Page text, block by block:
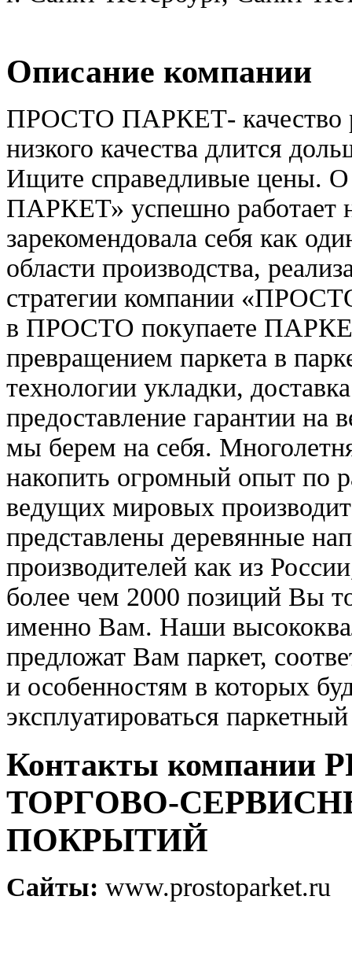
Описание компании
ПРОСТО ПАРКЕТ- качество
низкого качества длится
Ищите справедливые цены.
ПАРКЕТ» успешно работает
зарекомендовала себя как
области производства,
стратегии компании
в ПРОСТО покупаете
превращением паркета в
технологии укладки,
предоставление гарантии на
мы берем на себя.
накопить огромный опыт по
ведущих мировых
представлены деревянные
производителей как из
более чем 2000 позиций Вы
именно Вам. Наши
предложат Вам паркет,
и особенностям в которых
эксплуатироваться
Контакты компании
ТОРГОВО-
ПОКРЫТИЙ
Сайты: www.prostoparket.ru